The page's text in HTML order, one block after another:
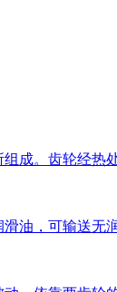
成。齿轮经
油，可输送